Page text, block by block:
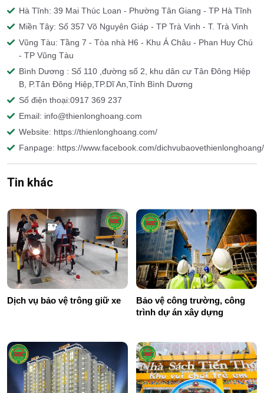
Hà Tĩnh: 39 Mai Thúc Loan - Phường Tân Giang - TP Hà Tĩnh
Miền Tây: Số 357 Võ Nguyên Giáp - TP Trà Vinh - T. Trà Vinh
Vũng Tàu: Tầng 7 - Tòa nhà H6 - Khu Á Châu - Phan Huy Chú
- TP Vũng Tàu
Bình Dương : Số 110 ,đường số 2, khu dân cư Tân Đông Hiệp
B, P.Tân Đông Hiệp,TP.Dĩ An,Tỉnh Bình Dương
Số điện thoại:0917 369 237
Email: info@thienlonghoang.com
Website: https://thienlonghoang.com/
Fanpage: https://www.facebook.com/dichvubaovethienlonghoang/
Tin khác
Dịch vụ bảo vệ trông giữ xe
Bảo vệ công trường, công
trình dự án xây dựng